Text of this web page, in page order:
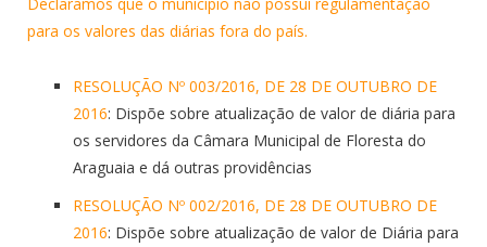
para os valores das diárias fora do país.
RESOLUÇÃO Nº 003/2016, DE 28 DE OUTUBRO DE
2016: Dispõe sobre atualização de valor de diária para
os servidores da Câmara Municipal de Floresta do
Araguaia e dá outras providências
RESOLUÇÃO Nº 002/2016, DE 28 DE OUTUBRO DE
2016: Dispõe sobre atualização de valor de Diária para